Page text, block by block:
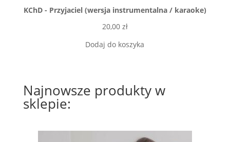
KChD - Przyjaciel (wersja instrumentalna / karaoke)
20,00 zł
Dodaj do koszyka
Najnowsze produkty w
sklepie: